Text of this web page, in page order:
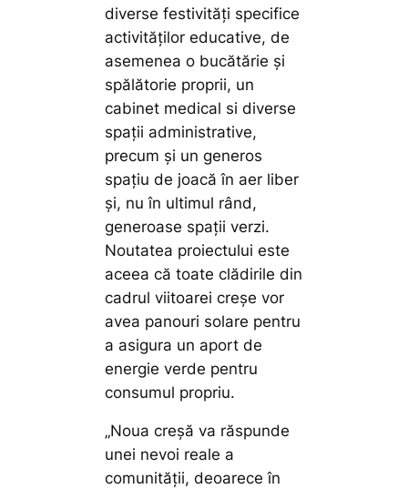
diverse festivități specifice
activităților educative, de
asemenea o bucătărie și
spălătorie proprii, un
cabinet medical si diverse
spații administrative,
precum și un generos
spațiu de joacă în aer liber
și, nu în ultimul rând,
generoase spații verzi.
Noutatea proiectului este
aceea că toate clădirile din
cadrul viitoarei creșe vor
avea panouri solare pentru
a asigura un aport de
energie verde pentru
consumul propriu.
„Noua creșă va răspunde
unei nevoi reale a
comunității, deoarece în